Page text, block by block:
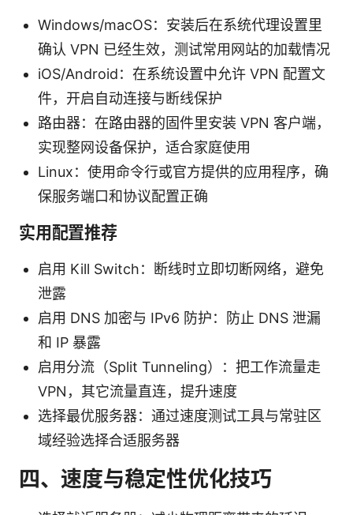
Windows/macOS：安装后在系统代理设置里
确认 VPN 已经生效，测试常用网站的加载情况
iOS/Android：在系统设置中允许 VPN 配置文
件，开启自动连接与断线保护
路由器：在路由器的固件里安装 VPN 客户端，
实现整网设备保护，适合家庭使用
Linux：使用命令行或官方提供的应用程序，确
保服务端口和协议配置正确
实用配置推荐
启用 Kill Switch：断线时立即切断网络，避免
泄露
启用 DNS 加密与 IPv6 防护：防止 DNS 泄漏
和 IP 暴露
启用分流（Split Tunneling）：把工作流量走
VPN，其它流量直连，提升速度
选择最优服务器：通过速度测试工具与常驻区
域经验选择合适服务器
四、速度与稳定性优化技巧